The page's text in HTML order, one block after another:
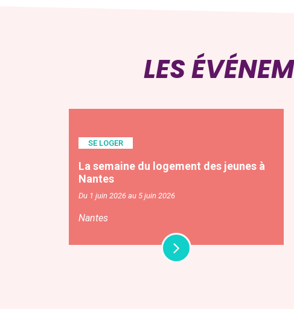
LES
SE LOGER
La semaine du logement des jeunes à
Nantes
Du 1 juin 2026 au 5 juin 2026
Nantes